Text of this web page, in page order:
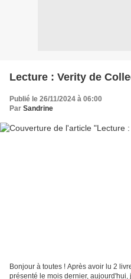
Lecture : Verity de
Publié le 26/11/2024 à 06:00
Par Sandrine
Bonjour à toutes ! Après avoir lu 2
présenté le mois dernier,